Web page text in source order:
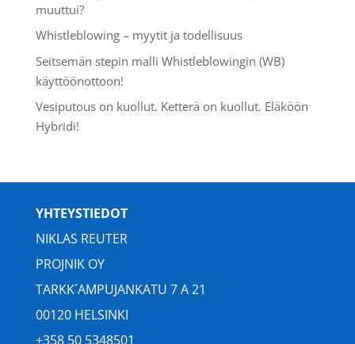
muuttui?
Whistleblowing – myytit ja todellisuus
Seitsemän stepin malli Whistleblowingin (WB)
käyttöönottoon!
Vesiputous on kuollut. Ketterä on kuollut. Eläköön
Hybridi!
YHTEYSTIEDOT
NIKLAS REUTER
PROJNIK OY
TARKK´AMPUJANKATU 7 A 21
00120 HELSINKI
+358 50 5348501